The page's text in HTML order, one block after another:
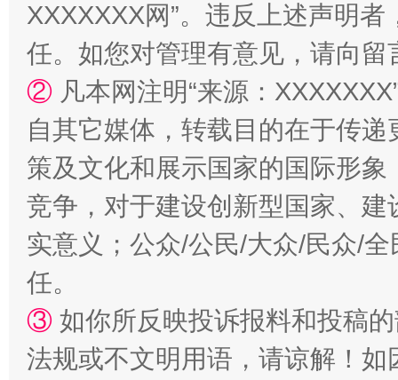
XXXXXXX网”。违反上述声明
任。如您对管理有意见，请向
② 凡本网注明“来源：
自其它媒体，转载目的在于传
策及文化和展示国家的国际形
竞争，对于建设创新型国家、
实意义；公众/公民/大众/民众/
任。
③ 如你所反映投诉报料和投稿
法规或不文明用语，请谅解！